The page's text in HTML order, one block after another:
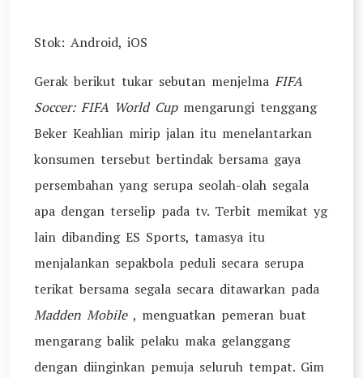
Stok: Android, iOS
Gerak berikut tukar sebutan menjelma FIFA
Soccer: FIFA World Cup mengarungi tenggang
Beker Keahlian mirip jalan itu menelantarkan
konsumen tersebut bertindak bersama gaya
persembahan yang serupa seolah-olah segala
apa dengan terselip pada tv. Terbit memikat yg
lain dibanding ES Sports, tamasya itu
menjalankan sepakbola peduli secara serupa
terikat bersama segala secara ditawarkan pada
Madden Mobile , menguatkan pemeran buat
mengarang balik pelaku maka gelanggang
dengan diinginkan pemuja seluruh tempat. Gim